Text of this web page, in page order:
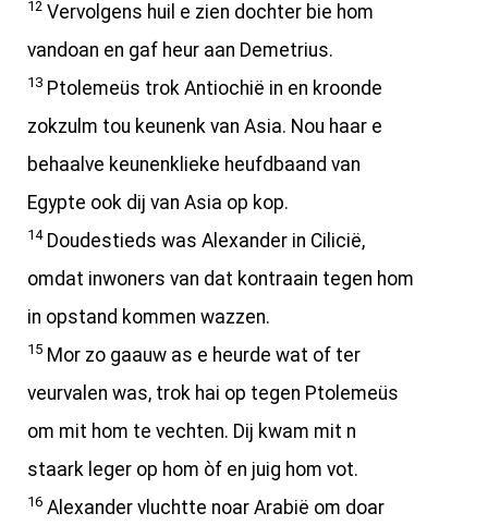
12 Vervolgens huil e zien dochter bie hom
vandoan en gaf heur aan Demetrius.
13 Ptolemeüs trok Antiochië in en kroonde
zokzulm tou keunenk van Asia. Nou haar e
behaalve keunenklieke heufdbaand van
Egypte ook dij van Asia op kop.
14Doudestieds was Alexander in Cilicië,
omdat inwoners van dat kontraain tegen hom
in opstand kommen wazzen.
15 Mor zo gaauw as e heurde wat of ter
veurvalen was, trok hai op tegen Ptolemeüs
om mit hom te vechten. Dij kwam mit n
staark leger op hom òf en juig hom vot.
16 Alexander vluchtte noar Arabië om doar